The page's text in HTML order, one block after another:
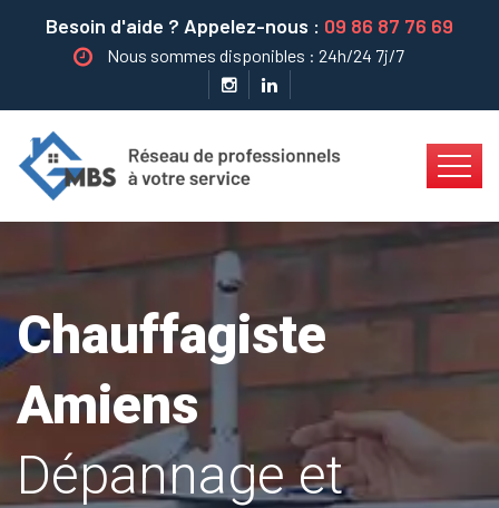
Besoin d'aide ? Appelez-nous : 09 86 87 76 69
Nous sommes disponibles : 24h/24 7j/7
Chauffagiste
Amiens
Dépannage et